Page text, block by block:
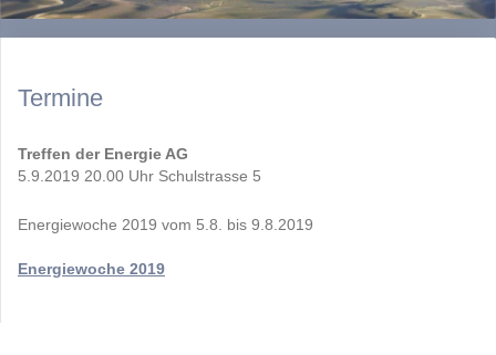
Termine
Treffen der Energie AG
5.9.2019 20.00 Uhr Schulstrasse 5
Energiewoche 2019 vom 5.8. bis 9.8.2019
Energiewoche 2019